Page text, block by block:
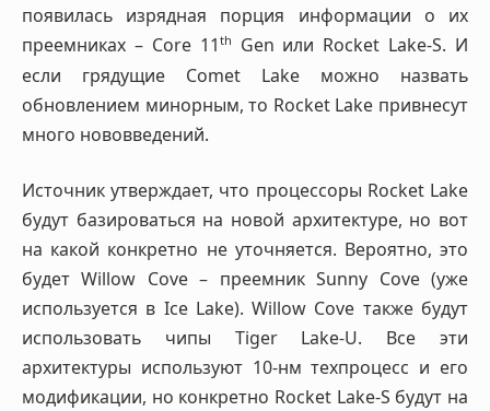
появилась изрядная порция информации о их
преемниках – Core 11 th
Gen или Rocket Lake-S. И
если грядущие Comet Lake можно назвать
обновлением минорным, то Rocket Lake привнесут
много нововведений.
Источник утверждает, что процессоры Rocket Lake
будут базироваться на новой архитектуре, но вот
на какой конкретно не уточняется. Вероятно, это
будет Willow Cove – преемник Sunny Cove (уже
используется в Ice Lake). Willow Cove также будут
использовать чипы Tiger Lake-U. Все эти
архитектуры используют 10-нм техпроцесс и его
модификации, но конкретно Rocket Lake-S будут на